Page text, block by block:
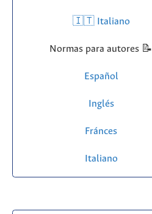
🇮🇹 Italiano
Normas para autores 📝
Español
Inglés
Fránces
Italiano